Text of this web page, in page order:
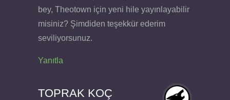
bey, Theotown için yeni hile yayınlayabilir
misiniz? Şimdiden teşekkür ederim
seviliyorsunuz.
Yanıtla
TOPRAK KOÇ